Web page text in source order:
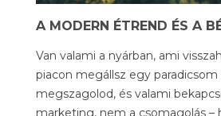
A MODERN ÉTREND ÉS A
Van valami a nyárban, ami
piacon megállsz egy
megszagolod, és valami
marketing, nem a csomagolás –